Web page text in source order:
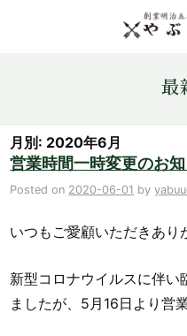
金・プラチナ・コイン売買
店舗情報
最新情報
最
月別: 2020年6月
営業時間一時変更のお
Posted on 2020-06-01 by
いつもご愛顧いただきあり
新型コロナウイルスに伴い
ましたが、5月16日より営